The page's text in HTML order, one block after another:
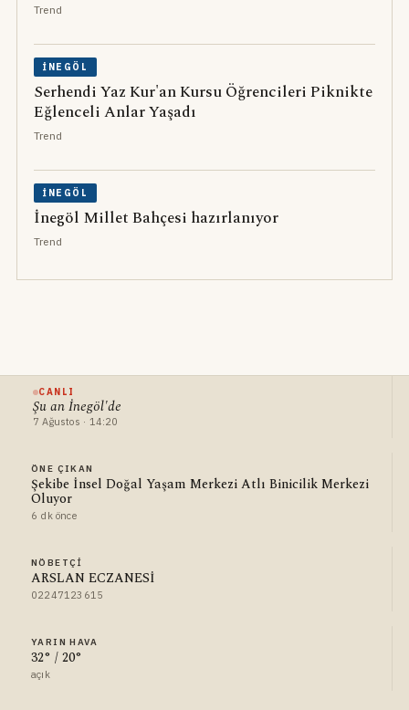
Trend
İNEGÖL
Serhendi Yaz Kur'an Kursu Öğrencileri Piknikte
Eğlenceli Anlar Yaşadı
Trend
İNEGÖL
İnegöl Millet Bahçesi hazırlanıyor
Trend
CANLI
Şu an İnegöl'de
7 Ağustos · 14:20
ÖNE ÇIKAN
Şekibe İnsel Doğal Yaşam Merkezi Atlı Binicilik Merkezi
Oluyor
6 dk önce
NÖBETÇI
ARSLAN ECZANESİ
02247123615
YARIN HAVA
32° / 20°
açık